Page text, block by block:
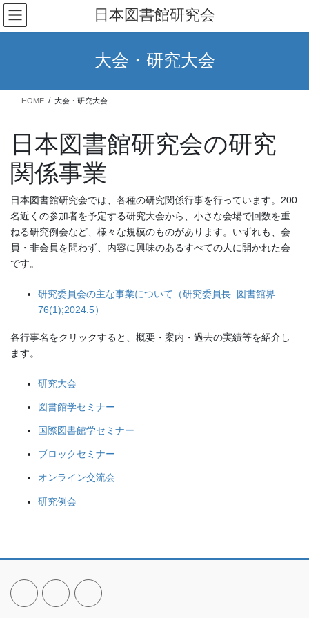
コ
ン
テ
ス
ナ
ビ
ゲ
ン
日本図書館研究会
大会・研究大会
HOME 大会・研究大会
日本図書館研究会の研究
関係事業
日本図書館研究会では、各種の研究関係行事を行っています。200
名近くの参加者を予定する研究大会から、小さな会場で回数を重
ねる研究例会など、様々な規模のものがあります。いずれも、会
員・非会員を問わず、内容に興味のあるすべての人に開かれた会
です。
研究委員会の主な事業について（研究委員長. 図書館界
76(1);2024.5）
各行事名をクリックすると、概要・案内・過去の実績等を紹介し
ます。
研究大会
図書館学セミナー
国際図書館学セミナー
ブロックセミナー
オンライン交流会
研究例会